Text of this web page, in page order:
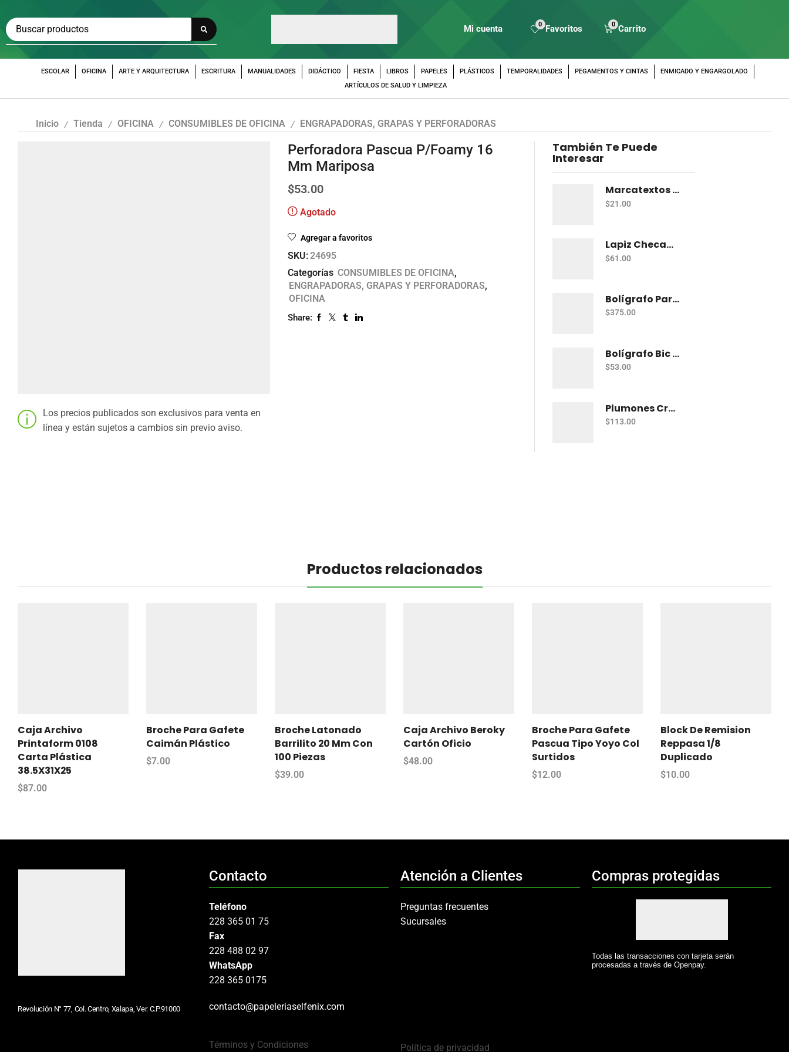
Mi cuenta 0 Favoritos 0 Carrito
ESCOLAR OFICINA ARTE Y ARQUITECTURA ESCRITURA MANUALIDADES DIDÁCTICO FIESTA LIBROS PAPELES PLÁSTICOS TEMPORALIDADES PEGAMENTOS Y CINTAS
ENMICADO Y ENGARGOLADO
ARTÍCULOS DE SALUD Y LIMPIEZA
Inicio / Tienda / OFICINA / CONSUMIBLES DE OFICINA / ENGRAPADORAS, GRAPAS Y PERFORADORAS
Los precios publicados son exclusivos para venta en
línea y están sujetos a cambios sin previo aviso.
Perforadora Pascua P/Foamy 16
Mm Mariposa
$53.00
Agotado
Agregar a favoritos
SKU:24695
Categorías CONSUMIBLES DE OFICINA,
ENGRAPADORAS, GRAPAS Y PERFORADORAS,
OFICINA
Share:
También Te Puede
Interesar
Marcatextos Zebra J Roller Hl 2 Puntas Rosa
$21.00
Lapiz Checador Pelikan Rojo Carmin C/10
$61.00
Bolígrafo Parker Jotter Kensington Ct Bp
$375.00
Bolígrafo Bic Cristal Fashion Con 15 Punto Grueso (1.2 Mm)
$53.00
Plumones Crayola Super Tips Pastel Con 12
$113.00
Productos relacionados
Caja Archivo
Printaform 0108
Carta Plástica
38.5X31X25
$87.00
Broche Para Gafete
Caimán Plástico
$7.00
Broche Latonado
Barrilito 20 Mm Con
100 Piezas
$39.00
Caja Archivo Beroky
Cartón Oficio
$48.00
Broche Para Gafete
Pascua Tipo Yoyo Col
Surtidos
$12.00
Block De Remision
Reppasa 1/8
Duplicado
$10.00
Revolución N° 77, Col. Centro, Xalapa, Ver. C.P.91000
Contacto
Teléfono
228 365 01 75
Fax
228 488 02 97
WhatsApp
228 365 0175
contacto@papeleriaselfenix.com
Términos y Condiciones
Atención a Clientes
Preguntas frecuentes
Sucursales
Política de privacidad
Compras protegidas
Todas las transacciones con tarjeta serán
procesadas a través de Openpay.